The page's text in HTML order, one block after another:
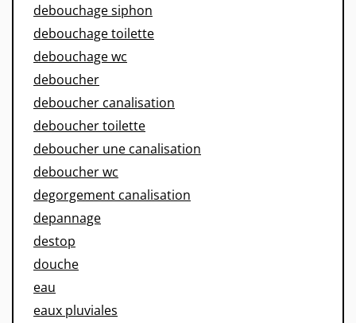
debouchage siphon
debouchage toilette
debouchage wc
deboucher
deboucher canalisation
deboucher toilette
deboucher une canalisation
deboucher wc
degorgement canalisation
depannage
destop
douche
eau
eaux pluviales